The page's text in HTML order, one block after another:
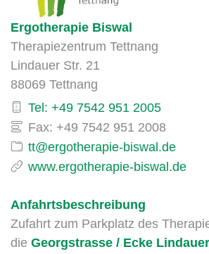
Ergotherapie Biswal
Therapiezentrum Tettnang
Lindauer Str. 21
88069 Tettnang
Tel: +49 7542 951 2005
Fax: +49 7542 951 2008
www.ergotherapie-biswal.de
Anfahrtsbeschreibung
Zufahrt zum Parkplatz des
die Georgstrasse / Ecke